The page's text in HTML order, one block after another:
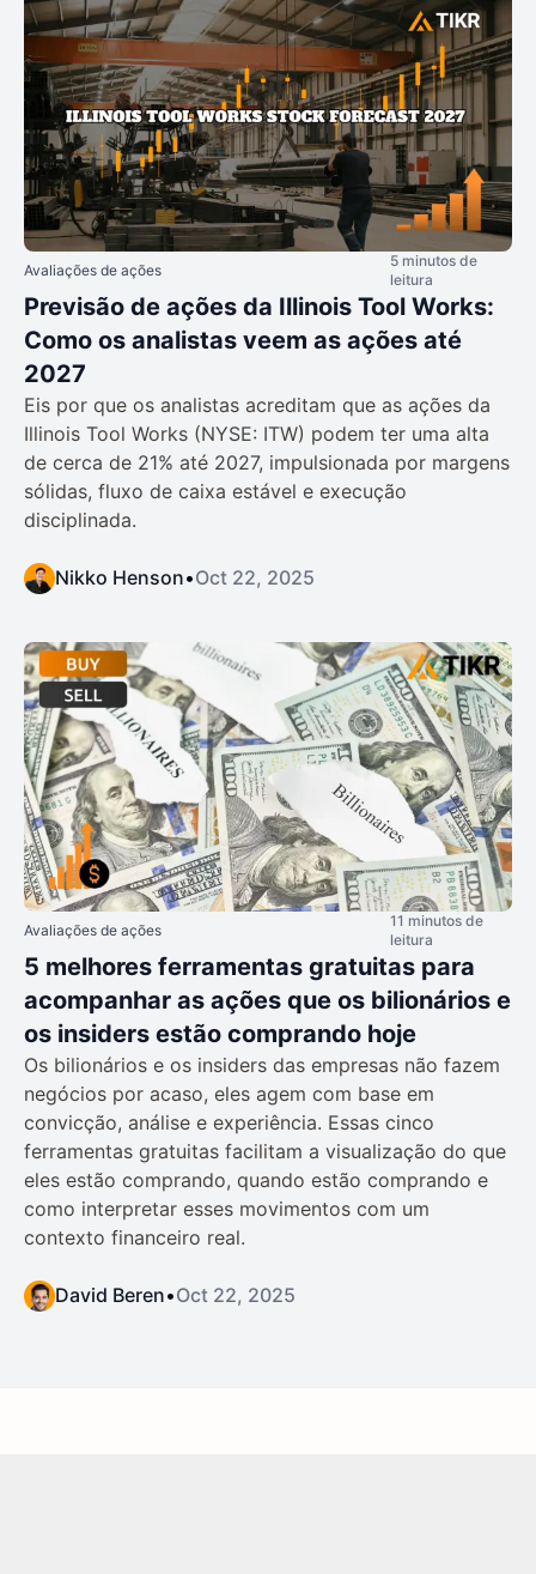
Avaliações de ações
5 minutos de
leitura
Previsão de ações da Illinois Tool Works:
Como os analistas veem as ações até
2027
Eis por que os analistas acreditam que as ações da
Illinois Tool Works (NYSE: ITW) podem ter uma alta
de cerca de 21% até 2027, impulsionada por margens
sólidas, fluxo de caixa estável e execução
disciplinada.
Nikko Henson•Oct 22, 2025
Avaliações de ações
11 minutos de
leitura
5 melhores ferramentas gratuitas para
acompanhar as ações que os bilionários e
os insiders estão comprando hoje
Os bilionários e os insiders das empresas não fazem
negócios por acaso, eles agem com base em
convicção, análise e experiência. Essas cinco
ferramentas gratuitas facilitam a visualização do que
eles estão comprando, quando estão comprando e
como interpretar esses movimentos com um
contexto financeiro real.
David Beren•Oct 22, 2025